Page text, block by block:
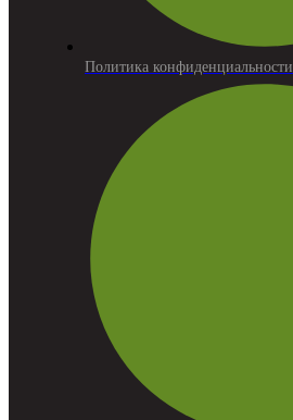
Политика конфиденциальности